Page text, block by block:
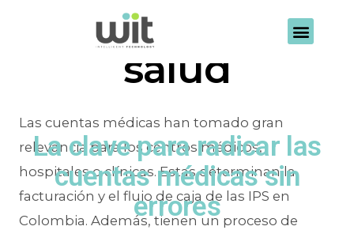
Categoría:
Sector
salud
La clave para radicar las
cuentas médicas sin
errores
Las cuentas médicas han tomado gran
relevancia para los centros médicos,
hospitales o clínicas. Estas determinan la
facturación y el flujo de caja de las IPS en
Colombia. Además, tienen un proceso de